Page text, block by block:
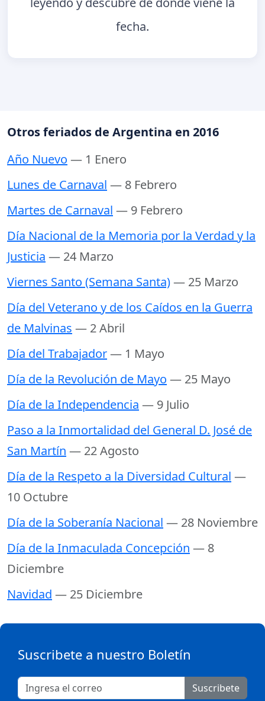
fecha.
Otros feriados de Argentina en 2016
Año Nuevo — 1 Enero
Lunes de Carnaval — 8 Febrero
Martes de Carnaval — 9 Febrero
Día Nacional de la Memoria por la Verdad y la
Justicia — 24 Marzo
Viernes Santo (Semana Santa)— 25 Marzo
Día del Veterano y de los Caídos en la Guerra
de Malvinas — 2 Abril
Día del Trabajador— 1 Mayo
Día de la Revolución de Mayo — 25 Mayo
Día de la Independencia — 9 Julio
Paso a la Inmortalidad del General D. José de
San Martín — 22 Agosto
Día de la Respeto a la Diversidad Cultural —
10 Octubre
Día de la Soberanía Nacional — 28 Noviembre
Día de la Inmaculada Concepción — 8
Diciembre
Navidad — 25 Diciembre
Suscribete a nuestro Boletín
Suscribete